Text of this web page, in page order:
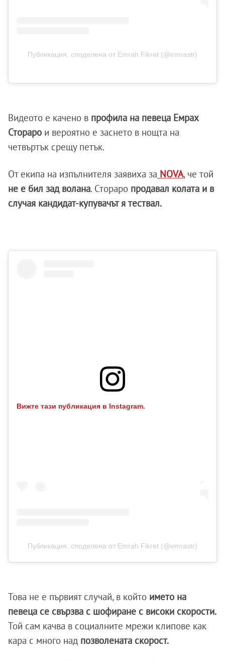
Публикация, споделена от Emrah Fikret (@emrastr)
Видеото е качено в профила на певеца Емрах
Стораро и вероятно е заснето в нощта на
четвъртък срещу петък.
От екипа на изпълнителя заявиха за NOVA, че той
не е бил зад волана. Стораро продавал колата и в
случая кандидат-купувачът я тествал.
Вижте тази публикация в Instagram.
Публикация, споделена от Emrah Fikret (@emrastr)
Това не е първият случай, в който името на
певеца се свързва с шофиране с високи скорости.
Той сам качва в социалните мрежи клипове как
кара с много над позволената скорост.